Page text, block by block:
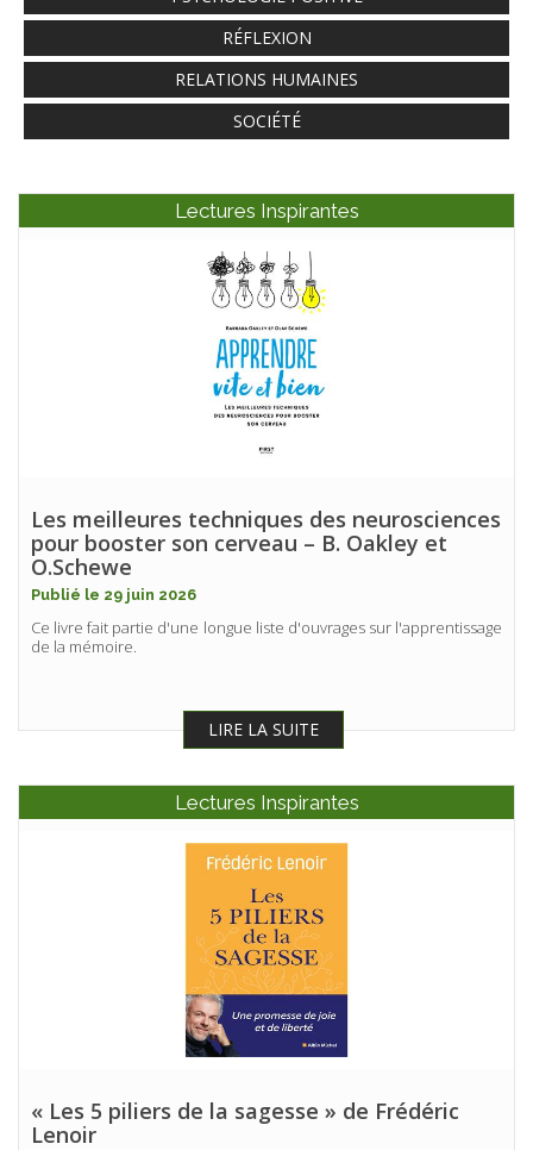
RÉFLEXION
RELATIONS HUMAINES
SOCIÉTÉ
Lectures Inspirantes
Les meilleures techniques des neurosciences
pour booster son cerveau – B. Oakley et
O.Schewe
Publié le 29 juin 2026
Ce livre fait partie d'une longue liste d'ouvrages sur l'apprentissage
de la mémoire.
LIRE LA SUITE
Lectures Inspirantes
« Les 5 piliers de la sagesse » de Frédéric
Lenoir